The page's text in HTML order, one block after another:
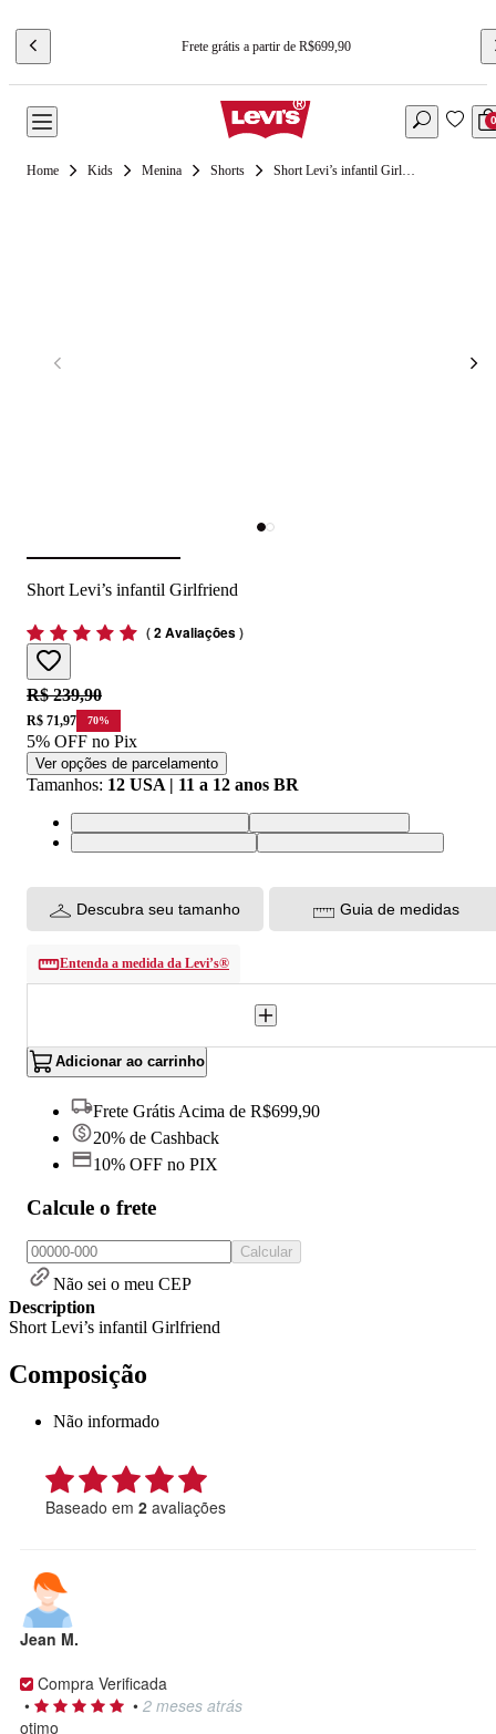
Frete grátis a partir de R$699,90
0
Kids Menina Shorts Short Levi’s infantil Girlfriend
Short Levi’s infantil Girlfriend
(2 Avaliações)
Original price:
R$ 239,90
Price:
R$ 71,97 70%
5% OFF no Pix
Ver opções de parcelamento
Tamanhos: 12 USA | 11 a 12 anos BR
10 USA | 9 a 10 anos BR8 USA | 7 a 8 anos BR
12 USA | 11 a 12 anos BR14 USA | 13 a 14 anos BR
Descubra seu tamanho Guia de medidas
Entenda a medida da Levi’s®
Adicionar ao carrinho
Frete Grátis Acima de R$699,90
20% de Cashback
10% OFF no PIX
Calcule o frete
Calcular
Não sei o meu CEP
Description
Short Levi’s infantil Girlfriend
Composição
Não informado
Baseado em 2 avaliações
Jean M.
Compra Verificada
•
• 2 meses atrás
otimo